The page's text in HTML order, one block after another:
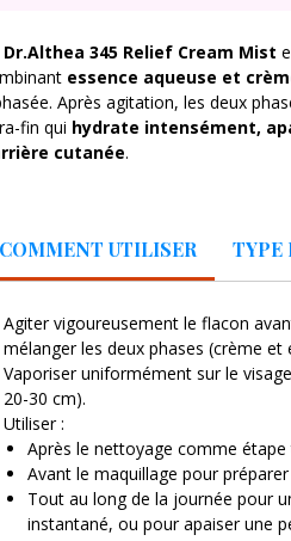
Dr.Althea 345 Relief Cream Mist
essence aqueuse et
Après agitation, les deux
fin qui hydrate intensément,
cutanée.
immédiat. Elle peut être
fixateur de maquillagepour
texture micro-diffusée pénètre
souple, lumineuse et apaisée.
clés
Eau de son de riz: nourrit la peau
Panthénol : apaise, répare et
Acide hyaluronique hydrolysé:
Centella asiatica &
COMMENT UTILISER TYPE
Agiter vigoureusement le flacon
mélanger les deux phases (crème et
Vaporiser uniformément sur le
20-30 cm).
Utiliser :
Après le nettoyage comme étape
Avant le maquillage pour
Tout au long de la journée pour
instantané, ou pour apaiser une